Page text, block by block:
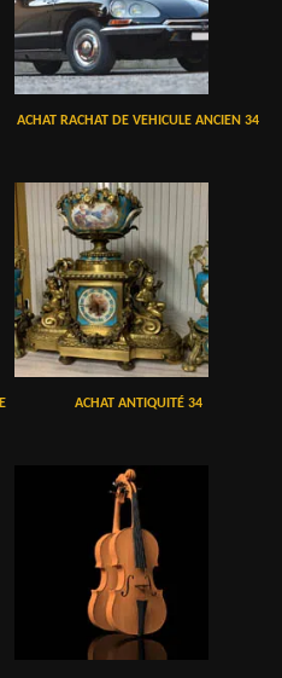
ACHAT RACHAT DE VEHICULE ANCIEN 34
ACHAT ANTIQUITÉ 34